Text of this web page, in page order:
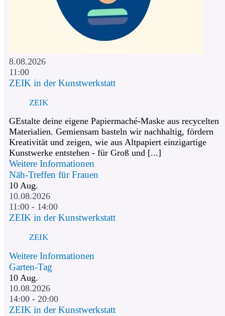
8.08.2026
11:00
ZEIK in der Kunstwerkstatt
ZEIK
GEstalte deine eigene Papiermaché-Maske aus recycelten
Materialien. Gemiensam basteln wir nachhaltig, fördern
Kreativität und zeigen, wie aus Altpapiert einzigartige
Kunstwerke entstehen - für Groß und [...]
Weitere Informationen
Näh-Treffen für Frauen
10 Aug.
10.08.2026
11:00 - 14:00
ZEIK in der Kunstwerkstatt
ZEIK
Weitere Informationen
Garten-Tag
10 Aug.
10.08.2026
14:00 - 20:00
ZEIK in der Kunstwerkstatt